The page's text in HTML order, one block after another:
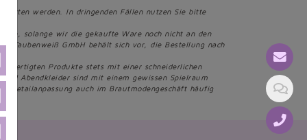
werden. In dringenden Fällen nutzen Sie bitte
solange wir die gekaufte Ware noch nicht an den
Taubenweiß GmbH behält sich vor, die Bestellung nach
Produkte stets mit einer schneiderlichen
Abendkleider sind mit einem gewissen Spielraum
Detailanpassung auch im Brautmodengeschäft häufig